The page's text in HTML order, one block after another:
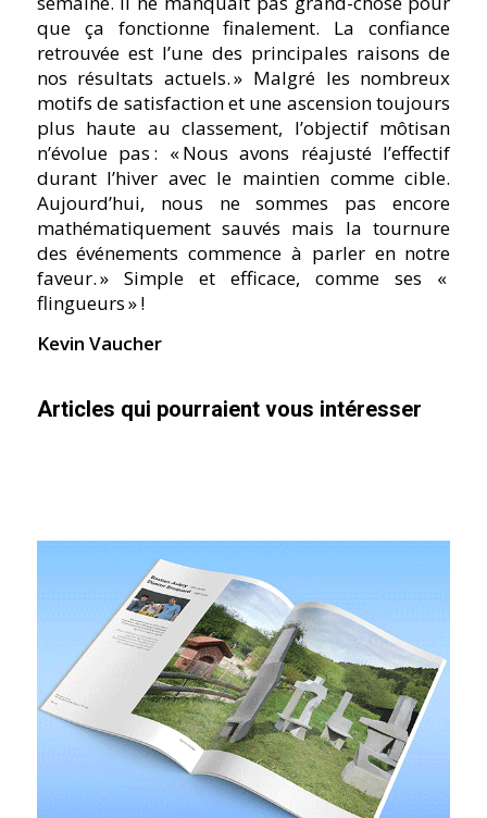
que ça fonctionne finalement. La confiance
retrouvée est l’une des principales raisons de
nos résultats actuels. » Malgré les nombreux
motifs de satisfaction et une ascension toujours
plus haute au classement, l’objectif môtisan
n’évolue pas : « Nous avons réajusté l’effectif
durant l’hiver avec le maintien comme cible.
Aujourd’hui, nous ne sommes pas encore
mathématiquement sauvés mais la tournure
des événements commence à parler en notre
faveur. » Simple et efficace, comme ses «
flingueurs » !
Kevin Vaucher
Articles qui pourraient vous intéresser